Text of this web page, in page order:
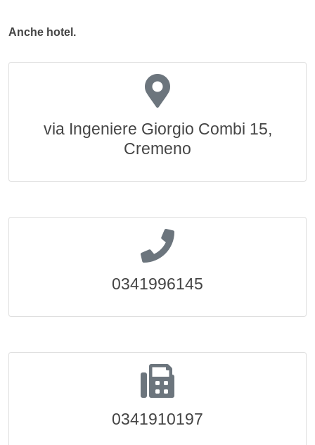
Anche hotel.
via Ingeniere Giorgio Combi 15,
Cremeno
0341996145
0341910197